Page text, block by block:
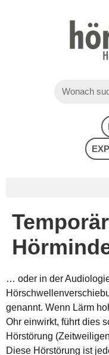
… oder in der
genannt. Wenn Lärm
Ohr einwirkt, führt dies
Hörstörung
Diese Hörstörung ist